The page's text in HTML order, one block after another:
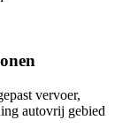
vervoer,
autovrij gebied